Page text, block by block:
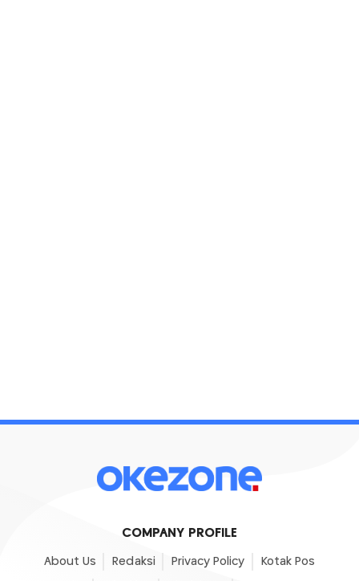
COMPANY PROFILE
About Us Redaksi Privacy Policy Kotak Pos